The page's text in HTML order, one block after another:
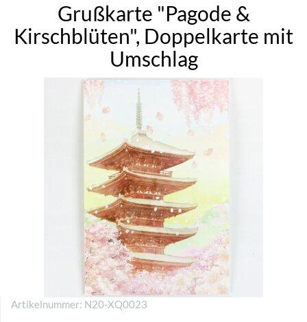
Grußkarte "Pagode &
Kirschblüten", Doppelkarte mit
Umschlag
Artikelnummer: N20-XQ0023